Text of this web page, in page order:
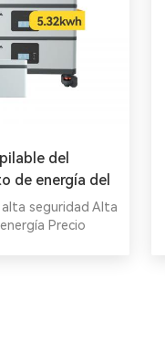
flexible.
del
de energía del
del litio de 48V
seguridad Alta
Precio